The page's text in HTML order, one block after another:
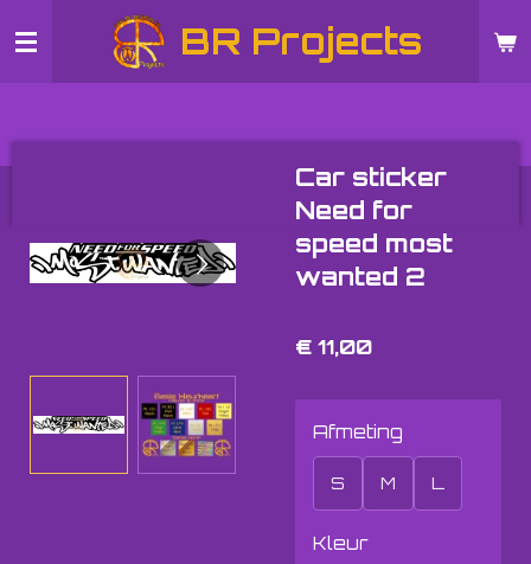
direct
hoofdinhoud
BR Projects
Car sticker
Need for
speed most
wanted 2
€ 11,00
Afmeting
S M L
Kleur